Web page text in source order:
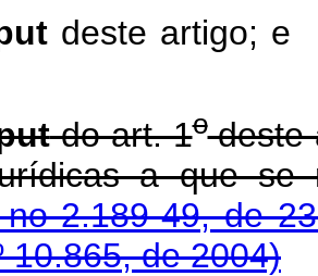
deste
do art. 1odeste
a que
no 2.189-49, de
10.865, de 2004)